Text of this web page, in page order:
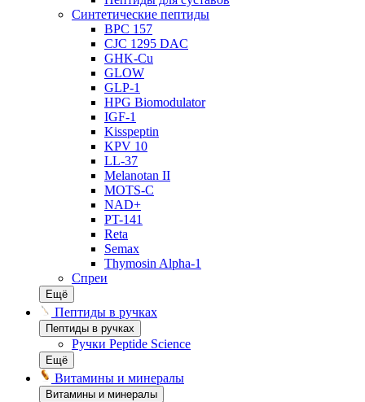
Синтетические пептиды
BPC 157
CJC 1295 DAC
GHK-Cu
GLOW
GLP-1
HPG Biomodulator
IGF-1
Kisspeptin
KPV 10
LL-37
Melanotan II
MOTS-C
NAD+
PT-141
Reta
Semax
Thymosin Alpha-1
Спреи
Ещё
Пептиды в ручках
Пептиды в ручках
Ручки Peptide Science
Ещё
Витамины и минералы
Витамины и минералы